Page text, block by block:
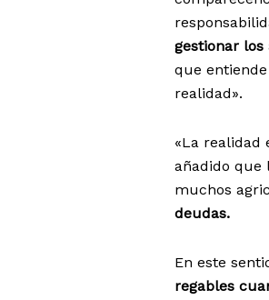
gestionar los
que
realidad».
«La realidad
añadido que
muchos
deudas.
En este
regables